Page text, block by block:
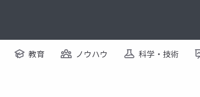
教育 ノウハウ 科学・技術